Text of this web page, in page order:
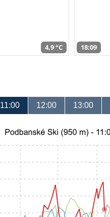
4,9 °C 18:09
11:00 12:00 13:00